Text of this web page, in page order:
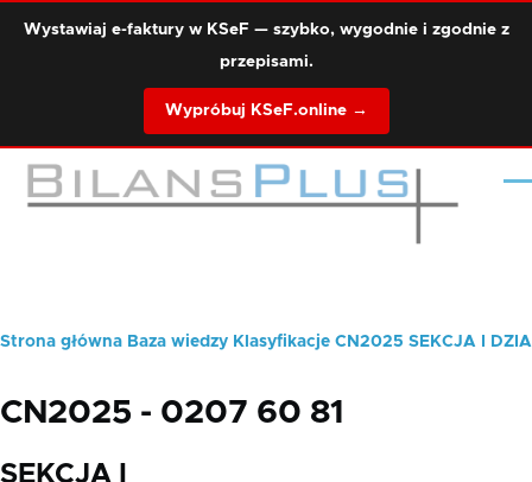
Wystawiaj e-faktury w KSeF — szybko, wygodnie i zgodnie z
przepisami.
Wypróbuj KSeF.online →
Ścieżka
Strona główna Baza wiedzy Klasyfikacje CN2025 SEKCJA I
CN2025 - 0207 60 81
SEKCJA I